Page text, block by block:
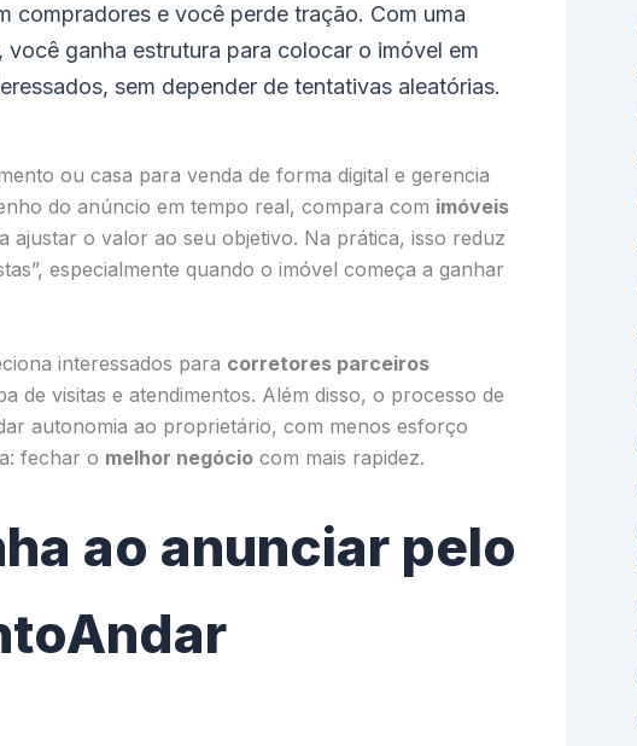
compradores e você perde tração. Com uma
ganha estrutura para colocar o imóvel em
sem depender de tentativas aleatórias.
ou casa para venda de forma digital e gerencia
do anúncio em tempo real, compara com imóveis
ajustar o valor ao seu objetivo. Na prática, isso reduz
especialmente quando o imóvel começa a ganhar
interessados para corretores parceiros
de visitas e atendimentos. Além disso, o processo de
autonomia ao proprietário, com menos esforço
fechar o melhor negócio com mais rapidez.
ao anunciar pelo